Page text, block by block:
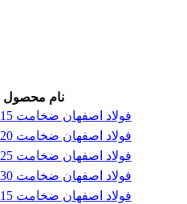
نام محصول
ورق برشی st37 فولاد اصفهان ضخامت 15 میلیمتر
ورق برشی st37 فولاد اصفهان ضخامت 20 میلیمتر
ورق برشی st37 فولاد اصفهان ضخامت 25 میلیمتر
ورق برشی st37 فولاد اصفهان ضخامت 30 میلیمتر
ورق برشی st37 فولاد اصفهان ضخامت 15 میلیمتر